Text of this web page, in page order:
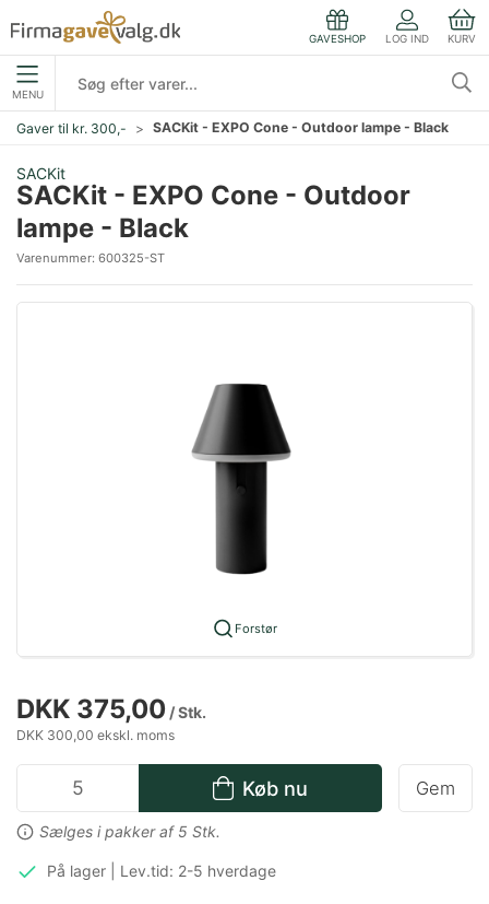
GAVESHOP LOG IND KURV
MENU
Gaver til kr. 300,- SACKit - EXPO Cone - Outdoor lampe - Black
SACKit
SACKit - EXPO Cone - Outdoor
lampe - Black
Varenummer: 600325-ST
Forstør
DKK 375,00 / Stk.
DKK 300,00 ekskl. moms
Køb nu
Sælges i pakker af 5 Stk.
Gem
På lager | Lev.tid: 2-5 hverdage